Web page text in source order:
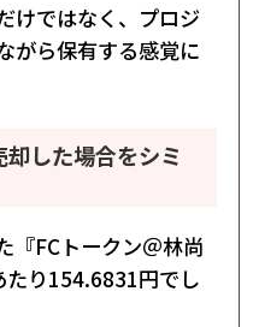
けではなく、プロジ
がら保有する感覚に
した場合をシミ
『FCトークン＠林尚
り154.6831円でし